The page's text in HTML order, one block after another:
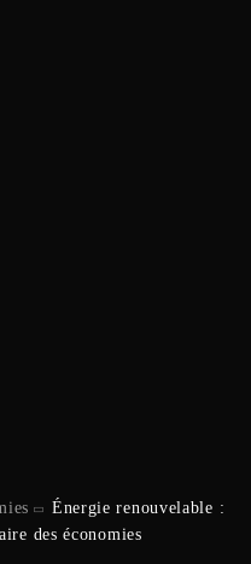
Énergie renouvelable :
des économies